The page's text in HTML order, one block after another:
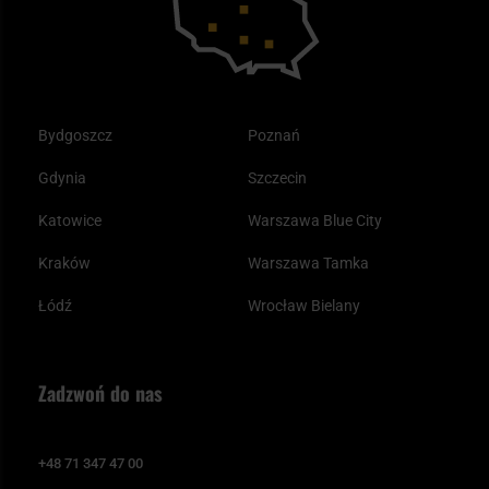
Bydgoszcz
Gdynia
Katowice
Kraków
Łódź
Poznań
Szczecin
Warszawa Blue City
Warszawa Tamka
Wrocław Bielany
Zadzwoń do nas
+48 71 347 47 00